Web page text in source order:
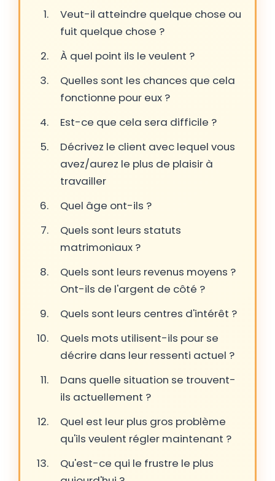
Veut-il atteindre quelque chose ou
fuit quelque chose ?
À quel point ils le veulent ?
Quelles sont les chances que cela
fonctionne pour eux ?
Est-ce que cela sera difficile ?
Décrivez le client avec lequel vous
avez/aurez le plus de plaisir à
travailler
Quel âge ont-ils ?
Quels sont leurs statuts
matrimoniaux ?
Quels sont leurs revenus moyens ?
Ont-ils de l'argent de côté ?
Quels sont leurs centres d'intérêt ?
Quels mots utilisent-ils pour se
décrire dans leur ressenti actuel ?
Dans quelle situation se trouvent-
ils actuellement ?
Quel est leur plus gros problème
qu'ils veulent régler maintenant ?
Qu'est-ce qui le frustre le plus